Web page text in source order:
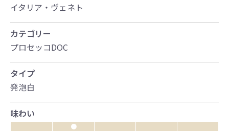
イタリア・ヴェネト
カテゴリー
プロセッコDOC
タイプ
発泡白
味わい
●